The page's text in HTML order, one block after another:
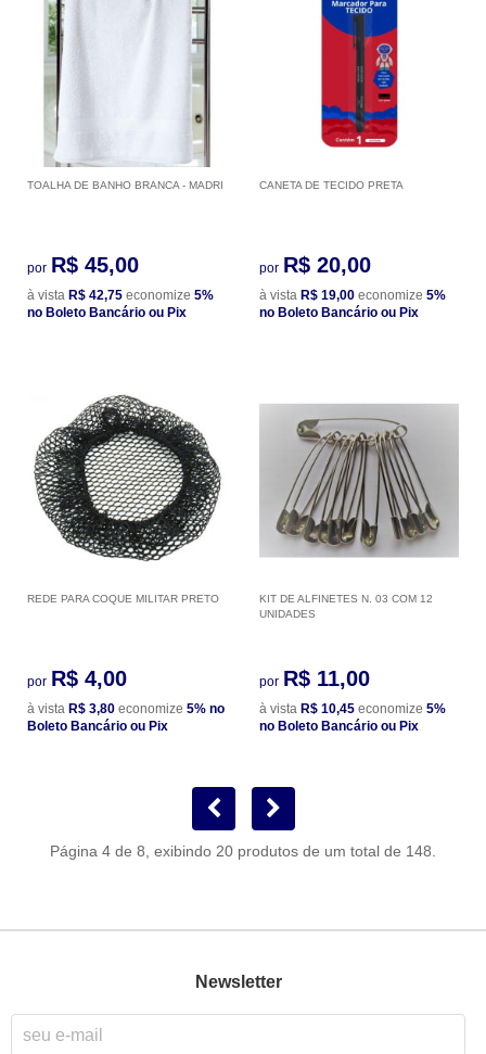
TOALHA DE BANHO BRANCA - MADRI
por R$ 45,00
à vista R$ 42,75 economize 5%
no Boleto Bancário ou Pix
CANETA DE TECIDO PRETA
por R$ 20,00
à vista R$ 19,00 economize 5%
no Boleto Bancário ou Pix
REDE PARA COQUE MILITAR PRETO
por R$ 4,00
à vista R$ 3,80 economize 5% no
Boleto Bancário ou Pix
KIT DE ALFINETES N. 03 COM 12
UNIDADES
por R$ 11,00
à vista R$ 10,45 economize 5%
no Boleto Bancário ou Pix
Página 4 de 8, exibindo 20 produtos de um total de 148.
Newsletter